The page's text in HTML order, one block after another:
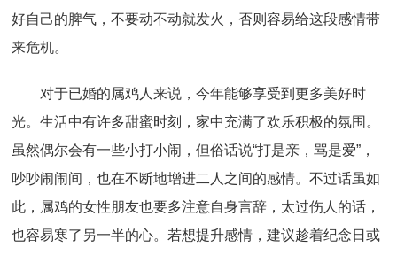
好自己的脾气，不要动不动就发火，否则容易给这段感情带
来危机。
对于已婚的属鸡人来说，今年能够享受到更多美好时
光。生活中有许多甜蜜时刻，家中充满了欢乐积极的氛围。
虽然偶尔会有一些小打小闹，但俗话说“打是亲，骂是爱”，
吵吵闹闹间，也在不断地增进二人之间的感情。不过话虽如
此，属鸡的女性朋友也要多注意自身言辞，太过伤人的话，
也容易寒了另一半的心。若想提升感情，建议趁着纪念日或